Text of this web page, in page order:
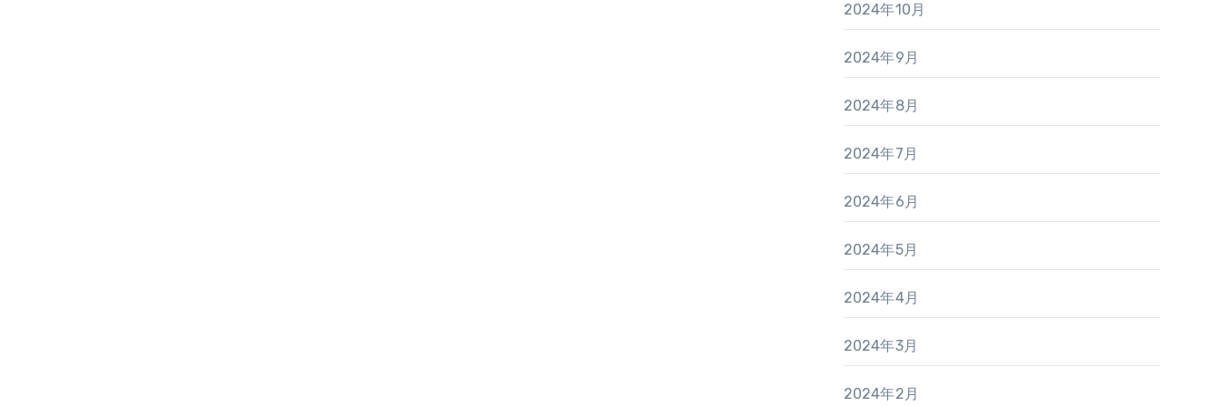
2024年10月
2024年9月
2024年8月
2024年7月
2024年6月
2024年5月
2024年4月
2024年3月
2024年2月